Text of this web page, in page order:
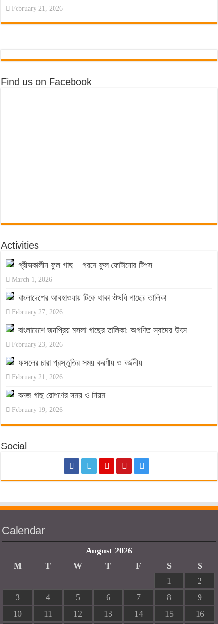
February 21, 2026
Find us on Facebook
Activities
গ্রীষ্মকালীন ফুল গাছ – গরমে ফুল ফোটানোর টিপস
March 1, 2026
বাংলাদেশের আবহাওয়ায় টিকে থাকা ঔষধি গাছের তালিকা
February 27, 2026
বাংলাদেশে জনপ্রিয় মসলা গাছের তালিকা: অগণিত স্বাদের উৎস
February 23, 2026
ফসলের চারা প্রস্তুতির সময় করণীয় ও বর্জনীয়
February 21, 2026
বনজ গাছ রোপণের সময় ও নিয়ম
February 19, 2026
Social
Calendar
August 2026
M
T W T F S
S
1
2
3
4 5 6 7 8
9
10
11 12 13 14 15
16